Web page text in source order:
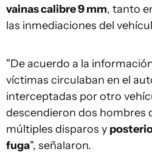
vainas calibre 9 mm, tanto
las inmediaciones del
"De acuerdo a la
víctimas circulaban en el
interceptadas por otro
descendieron dos hombres
múltiples disparos y
fuga", señalaron.